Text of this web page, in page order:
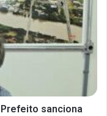
sanciona